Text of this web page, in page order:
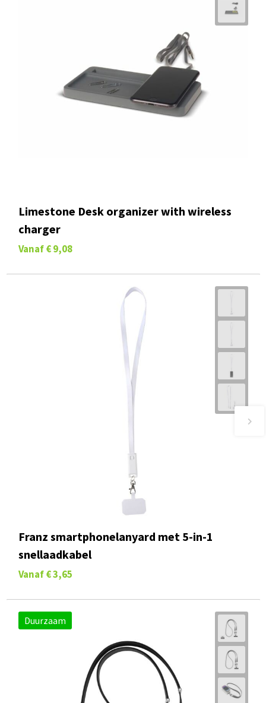
Limestone Desk organizer with wireless
charger
Vanaf € 9,08
Franz smartphonelanyard met 5-in-1
snellaadkabel
Vanaf € 3,65
Duurzaam